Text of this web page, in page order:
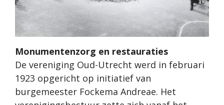
Monumentenzorg en restauraties
De vereniging Oud-Utrecht werd in februari
1923 opgericht op initiatief van
burgemeester Fockema Andreae. Het